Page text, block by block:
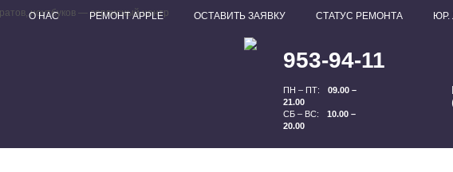
О НАС РЕМОНТ APPLE ОСТАВИТЬ ЗАЯВКУ СТАТУС РЕМОНТА ЮР.
953-94-11
ПН – ПТ:
09.00 –
21.00
СБ – ВС:
10.00 –
20.00